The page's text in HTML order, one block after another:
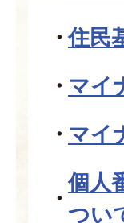
住民
マイ
マイ
個人
つい